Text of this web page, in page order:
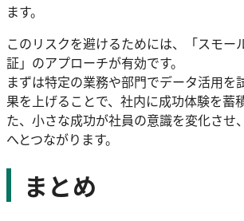
ます。
このリスクを避けるためには、「スモ
証」のアプローチが有効です。
まずは特定の業務や部門でデータ活用を
果を上げることで、社内に成功体験を蓄
た、小さな成功が社員の意識を変化させ
へとつながります。
まとめ